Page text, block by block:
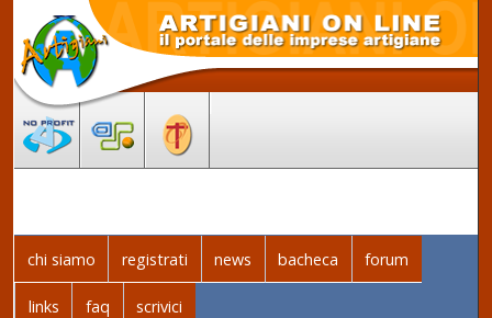
chi siamo registrati news bacheca forum
links faq scrivici